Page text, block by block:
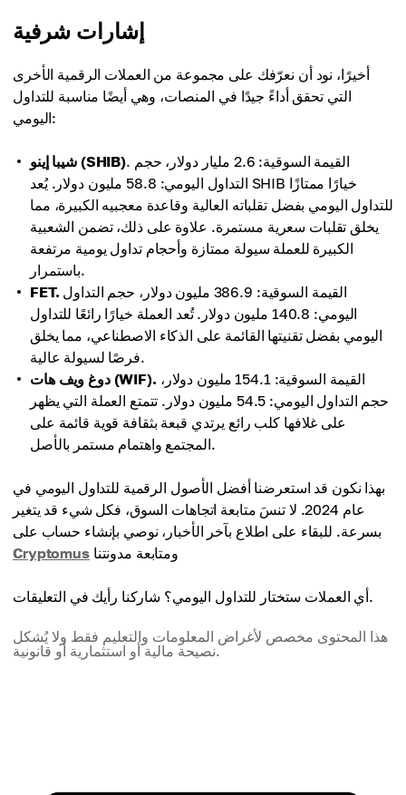
إشارات شرفية
أخيرًا، نود أن نعرّفك على مجموعة من العملات الرقمية الأخرى
التي تحقق أداءً جيدًا في المنصات، وهي أيضًا مناسبة للتداول
اليومي:
شيبا إينو (SHIB). القيمة السوقية: 2.6 مليار دولار، حجم
التداول اليومي: 58.8 مليون دولار. يُعد SHIB خيارًا ممتازًا
للتداول اليومي بفضل تقلباته العالية وقاعدة معجبيه الكبيرة، مما
يخلق تقلبات سعرية مستمرة. علاوة على ذلك، تضمن الشعبية
الكبيرة للعملة سيولة ممتازة وأحجام تداول يومية مرتفعة
باستمرار.
FET.
اليومي: 140.8 مليون دولار. تُعد العملة خيارًا رائعًا للتداول
اليومي بفضل تقنيتها القائمة على الذكاء الاصطناعي، مما يخلق
فرصًا لسيولة عالية.
دوغ ويف هات (WIF).
حجم التداول اليومي: 54.5 مليون دولار. تتمتع العملة التي يظهر
على غلافها كلب رائع يرتدي قبعة بثقافة قوية قائمة على
المجتمع واهتمام مستمر بالأصل.
بهذا نكون قد استعرضنا أفضل الأصول الرقمية للتداول اليومي في
عام 2024. لا تنسَ متابعة اتجاهات السوق، فكل شيء قد يتغير
بسرعة. للبقاء على اطلاع بآخر الأخبار، نوصي بإنشاء حساب على
Cryptomus ومتابعة مدونتنا
أي العملات ستختار للتداول اليومي؟ شاركنا رأيك في التعليقات.
هذا المحتوى مخصص لأغراض المعلومات والتعليم فقط ولا يُشكل
نصيحة مالية أو استثمارية أو قانونية.